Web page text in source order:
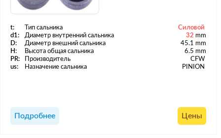
t: Тип сальника
Силовой
d1:
Диаметр внутренний сальника 32 mm
D:
Диаметр внешний сальника
45.1 mm
H:
Высота общая сальника
6.5 mm
PR:
Производитель
CFW
us:
Назначение сальника PINION
Подробнее Цены